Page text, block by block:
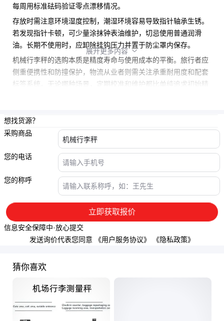
每周用标准砝码验证零点漂移情况。
存放时需注意环境湿度控制，潮湿环境容易导致指针轴承生锈。
若发现指针卡顿，可少量涂抹钟表油维护，切忌使用普通润滑
油。长期不使用时，应卸除挂钩压力并置于防尘罩内保存。
机械行李秤的选购本质是精度寿命与使用成本的平衡。旅行者应
侧重便携性和防撞保护，物流从业者则需关注承重耐用度和配套
标签系统。无论哪种场景，定期校准和维护都比单纯追求初始精
展开更多内容 
想找货源？
采购商品
您的电话
您的称呼
立即获取报价
信息安全保障中·放心提交
发送询价代表您同意 《用户服务协议》 《隐私政策》
猜你喜欢